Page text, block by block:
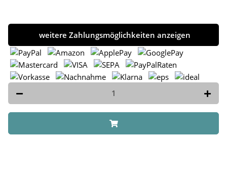
weitere Zahlungsmöglichkeiten anzeigen